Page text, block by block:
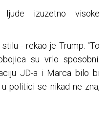
izuzetno visoke
- rekao je Trump. "To
su vrlo sposobni.
JD-a i Marca bilo bi
politici se nikad ne zna,